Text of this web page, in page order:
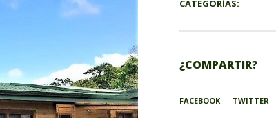
CATEGORÍAS:
¿COMPARTIR?
FACEBOOK TWITTER